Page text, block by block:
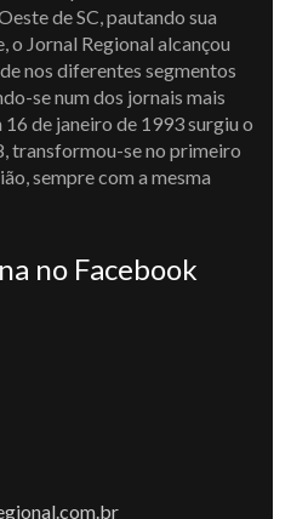
de SC, pautando sua
o Jornal Regional alcançou
nos diferentes segmentos
se num dos jornais mais
de janeiro de 1993 surgiu o
transformou-se no primeiro
sempre com a mesma
no Facebook